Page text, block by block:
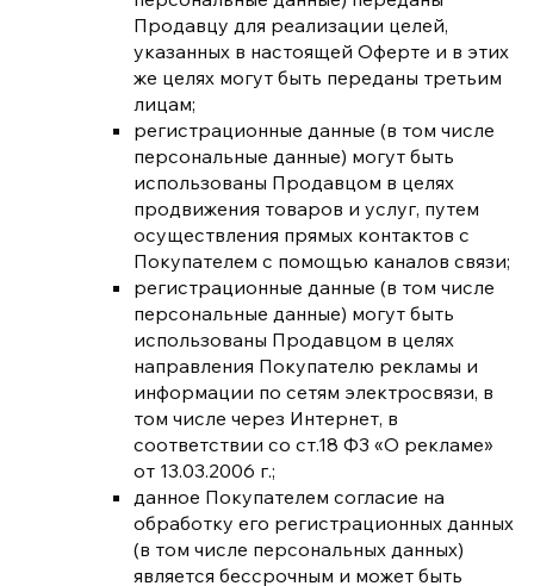
Продавцу для реализации целей,
указанных в настоящей Оферте и в этих
же целях могут быть переданы третьим
лицам;
регистрационные данные (в том числе
персональные данные) могут быть
использованы Продавцом в целях
продвижения товаров и услуг, путем
осуществления прямых контактов с
Покупателем с помощью каналов связи;
регистрационные данные (в том числе
персональные данные) могут быть
использованы Продавцом в целях
направления Покупателю рекламы и
информации по сетям электросвязи, в
том числе через Интернет, в
соответствии со ст.18 Ф3 «О рекламе»
от 13.03.2006 г.;
данное Покупателем согласие на
обработку его регистрационных данных
(в том числе персональных данных)
является бессрочным и может быть